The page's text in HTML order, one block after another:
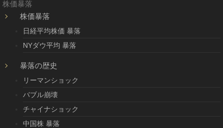
株価暴落
株価暴落
日経平均株価 暴落
NYダウ平均 暴落
暴落の歴史
リーマンショック
バブル崩壊
チャイナショック
中国株 暴落